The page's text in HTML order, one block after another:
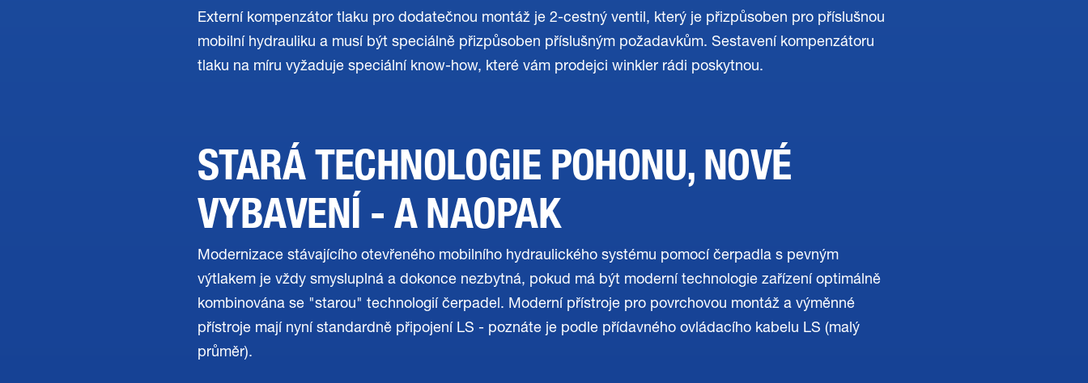
Externí kompenzátor tlaku pro dodatečnou montáž je 2-cestný ventil, který je přizpůsoben pro příslušnou
mobilní hydrauliku a musí být speciálně přizpůsoben příslušným požadavkům. Sestavení kompenzátoru
tlaku na míru vyžaduje speciální know-how, které vám prodejci winkler rádi poskytnou.
STARÁ TECHNOLOGIE POHONU, NOVÉ
VYBAVENÍ - A NAOPAK
Modernizace stávajícího otevřeného mobilního hydraulického systému pomocí čerpadla s pevným
výtlakem je vždy smysluplná a dokonce nezbytná, pokud má být moderní technologie zařízení optimálně
kombinována se "starou" technologií čerpadel. Moderní přístroje pro povrchovou montáž a výměnné
přístroje mají nyní standardně připojení LS - poznáte je podle přídavného ovládacího kabelu LS (malý
průměr).